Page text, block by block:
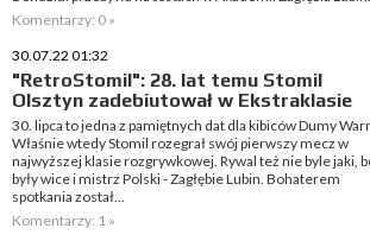
Komentarzy: 0 »
30.07.22 01:32
"RetroStomil": 28. lat temu Stomil
Olsztyn zadebiutował w Ekstraklasie
30. lipca to jedna z pamiętnych dat dla kibiców Dumy
Właśnie wtedy Stomil rozegrał swój pierwszy mecz w
najwyższej klasie rozgrywkowej. Rywal też nie byle jaki,
były wice i mistrz Polski - Zagłębie Lubin. Bohaterem
spotkania został...
Komentarzy: 1 »